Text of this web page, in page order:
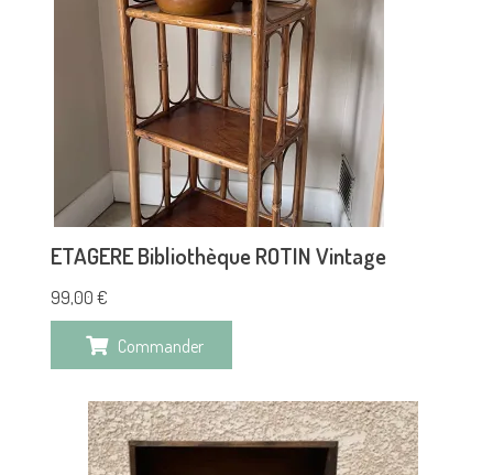
ETAGERE Bibliothèque ROTIN Vintage
99,00 €
Commander